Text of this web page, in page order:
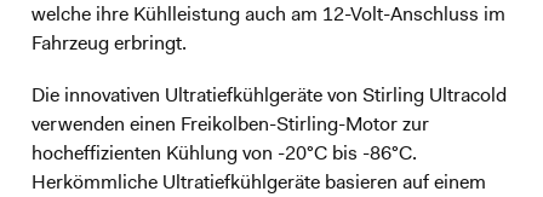
welche ihre Kühlleistung auch am 12-Volt-Anschluss im
Fahrzeug erbringt.
Die innovativen Ultratiefkühlgeräte von Stirling Ultracold
verwenden einen Freikolben-Stirling-Motor zur
hocheffizienten Kühlung von -20°C bis -86°C.
Herkömmliche Ultratiefkühlgeräte basieren auf einem